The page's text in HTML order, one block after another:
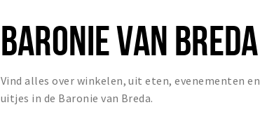
BARONIE VAN BREDA
Vind alles over winkelen, uit eten, evenementen en
uitjes in de Baronie van Breda.